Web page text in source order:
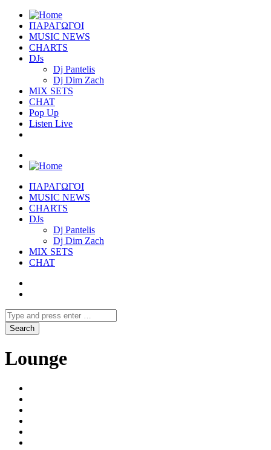
ΠΑΡΑΓΩΓΟΙ
MUSIC NEWS
CHARTS
DJs
Dj Pantelis
Dj Dim Zach
MIX SETS
CHAT
Pop Up
Listen Live
ΠΑΡΑΓΩΓΟΙ
MUSIC NEWS
CHARTS
DJs
Dj Pantelis
Dj Dim Zach
MIX SETS
CHAT
Lounge